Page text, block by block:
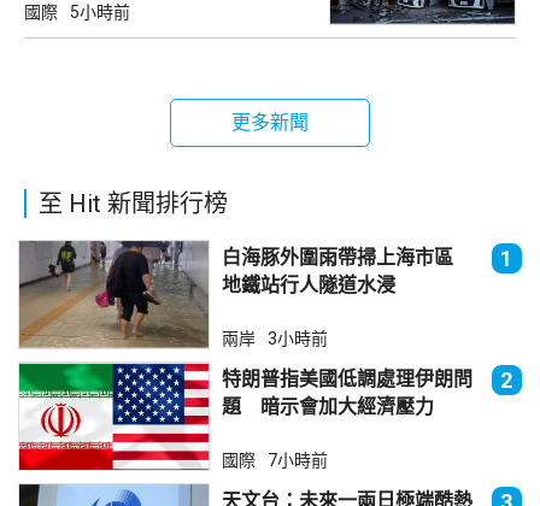
國際 5小時前
更多新聞
至 Hit 新聞排行榜
白海豚外圍雨帶掃上海市區
地鐵站行人隧道水浸
1
兩岸 3小時前
特朗普指美國低調處理伊朗問
題 暗示會加大經濟壓力
2
國際 7小時前
天文台：未來一兩日極端酷熱